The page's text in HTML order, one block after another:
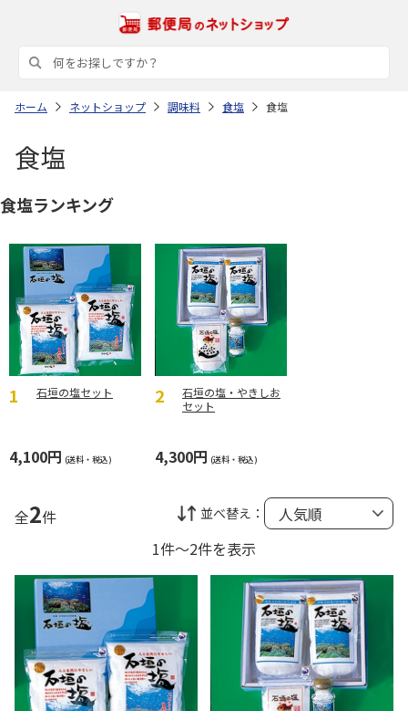
ホーム ネットショップ 調味料 食塩 食塩
食塩
食塩ランキング
石垣の塩セット
4,100円 (送料・税込)
石垣の塩・やきしお
セット
4,300円 (送料・税込)
全2件 並べ替え：
1件～2件を表示